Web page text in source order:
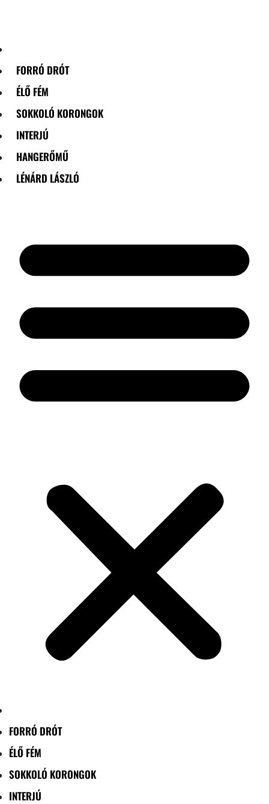
FORRÓ DRÓT
ÉLŐ FÉM
SOKKOLÓ KORONGOK
INTERJÚ
HANGERŐMŰ
LÉNÁRD LÁSZLÓ
FORRÓ DRÓT
ÉLŐ FÉM
SOKKOLÓ KORONGOK
INTERJÚ